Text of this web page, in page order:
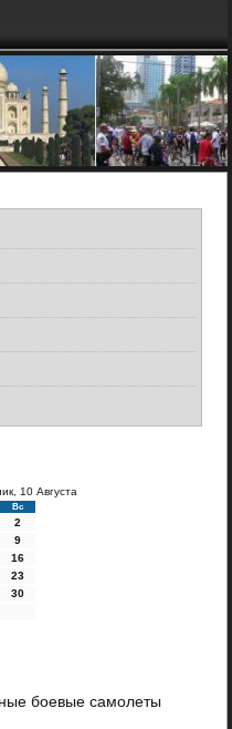
10 Августа
Вс
2
9
16
23
30
боевые самолеты